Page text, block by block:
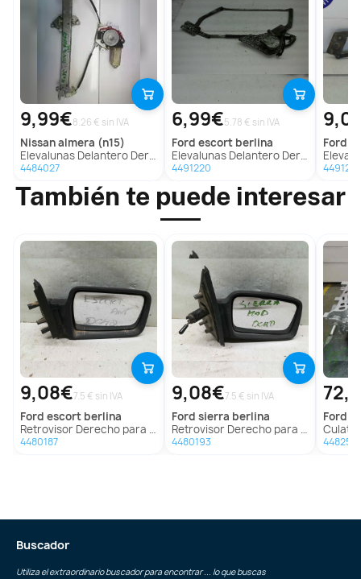
9,99€8.26 € sin IVA
nissanalmera (n15)
Elevalunas Delantero Derecho para Nissan Almera (N15)
4484027
6,99€5.78 € sin IVA
ford escort berlina
Elevalunas Delantero Derecho para Ford Escort Berlina
4491220
ford
Elevalunas
4491217
También te puede interesar
9,08€7.5 € sin IVA
ford escort berlina
Retrovisor Derecho para Ford Escort Berlina
4480187
9,08€7.5 € sin IVA
ford sierra berlina
Retrovisor Derecho para Ford Sierra Berlina
4480193
ford
Culata
Buscador
Utiliza el extraordinario buscador para encontrar ... lo que buscas